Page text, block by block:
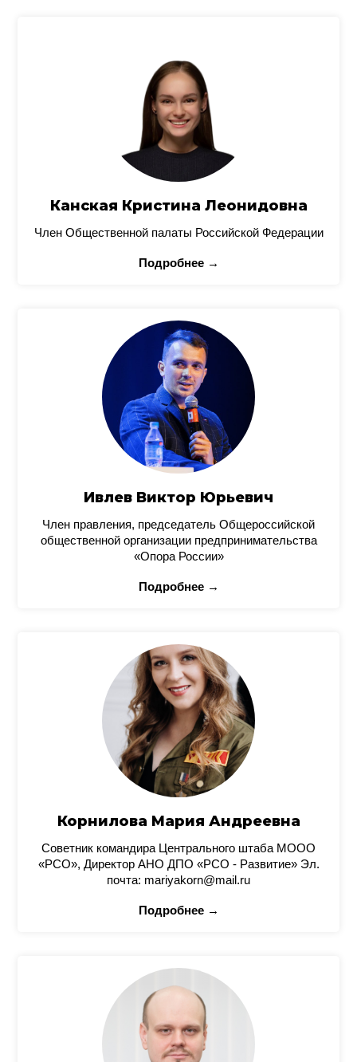
Канская Кристина Леонидовна
Член Общественной палаты Российской Федерации
Подробнее →
Ивлев Виктор Юрьевич
Член правления, председатель Общероссийской
общественной организации предпринимательства
«Опора России»
Подробнее →
Корнилова Мария Андреевна
Советник командира Центрального штаба МООО
«РСО», Директор АНО ДПО «РСО - Развитие» Эл.
почта: mariyakorn@mail.ru
Подробнее →